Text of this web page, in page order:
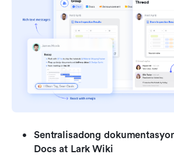
Sentralisadong
Docs at Lark Wiki